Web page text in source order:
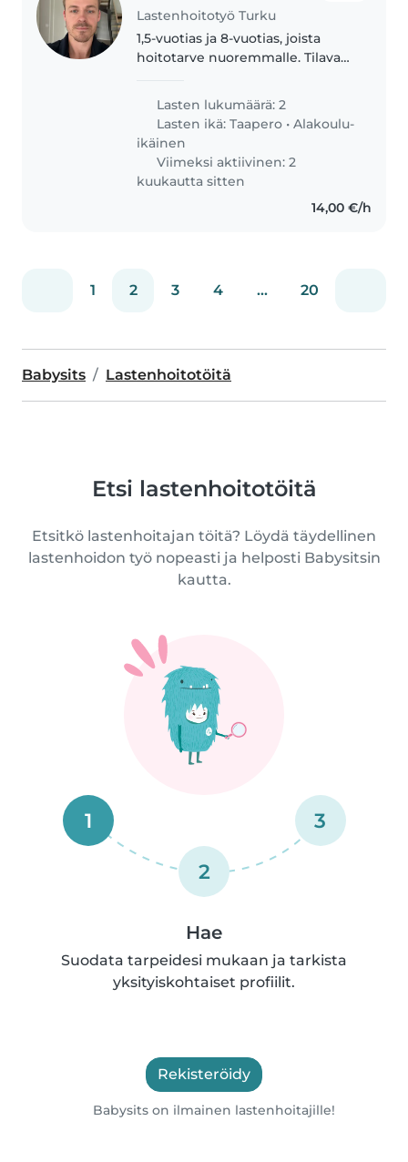
Lastenhoitotyö Turku
1,5-vuotias ja 8-vuotias, joista
hoitotarve nuoremmalle. Tilava
huoneet ja ulkona piha tytöille. N.
500m päässä myös leikkipuisto.
Perheessä myös 20kg koira,..
Lasten lukumäärä: 2
Lasten ikä:Taapero •Alakoulu-
ikäinen
Viimeksi aktiivinen: 2
kuukautta sitten
14,00 €/h
1 2 3 4 ... 20
Babysits Lastenhoitotöitä
Etsi lastenhoitotöitä
Etsitkö lastenhoitajan töitä? Löydä täydellinen
lastenhoidon työ nopeasti ja helposti Babysitsin
kautta.
1
2
3
Hae
Suodata tarpeidesi mukaan ja tarkista
yksityiskohtaiset profiilit.
Rekisteröidy
Babysits on ilmainen lastenhoitajille!